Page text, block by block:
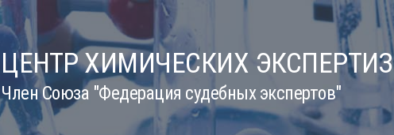
ЦЕНТР ХИМИЧЕСКИХ ЭКСПЕРТИЗ
Член Союза "Федерация судебных экспертов"